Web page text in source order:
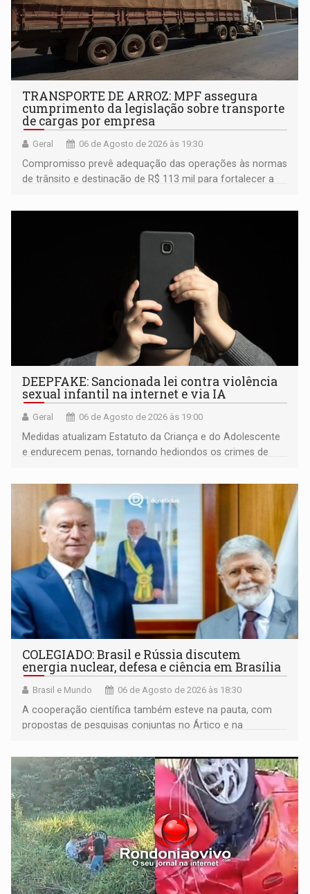
TRANSPORTE DE ARROZ: MPF assegura
cumprimento da legislação sobre transporte
de cargas por empresa
Geral 06 de Agosto de 2026 às 19:30
Compromisso prevê adequação das operações às normas
de trânsito e destinação de R$ 113 mil para fortalecer a
DEEPFAKE: Sancionada lei contra violência
sexual infantil na internet e via IA
Geral 06 de Agosto de 2026 às 19:00
Medidas atualizam Estatuto da Criança e do Adolescente
e endurecem penas, tornando hediondos os crimes de
COLEGIADO: Brasil e Rússia discutem
energia nuclear, defesa e ciência em Brasília
Brasil e Mundo 06 de Agosto de 2026 às 18:30
A cooperação científica também esteve na pauta, com
propostas de pesquisas conjuntas no Ártico e na